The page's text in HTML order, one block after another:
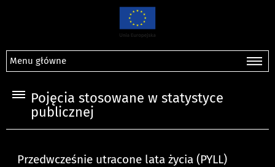
Menu główne
Pojęcia stosowane w statystyce
publicznej
Przedwcześnie utracone lata życia (PYLL)